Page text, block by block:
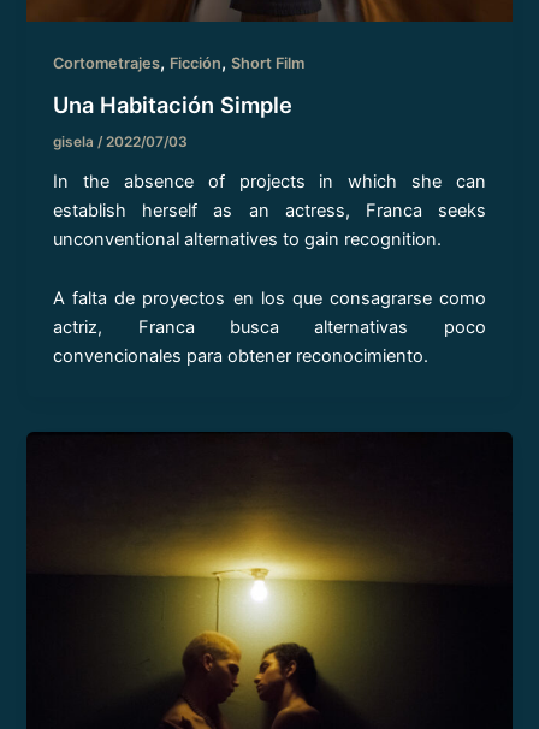
Cortometrajes, Ficción,Short Film
Una Habitación Simple
gisela/2022/07/03
In the absence of projects in which she can
establish herself as an actress, Franca seeks
unconventional alternatives to gain recognition.
A falta de proyectos en los que consagrarse como
actriz, Franca busca alternativas poco
convencionales para obtener reconocimiento.